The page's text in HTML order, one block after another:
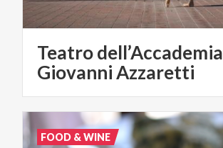
Teatro dell’Accademia
Giovanni Azzaretti
FOOD & WINE